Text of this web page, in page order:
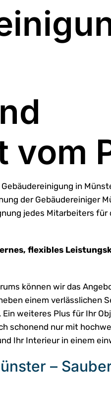
vom
in
der Gebäudereiniger
jedes Mitarbeiters für
flexibles
können wir das
einem verlässlichen
weiteres Plus für Ihr
schonend nur mit
Ihr Interieur in einem
–